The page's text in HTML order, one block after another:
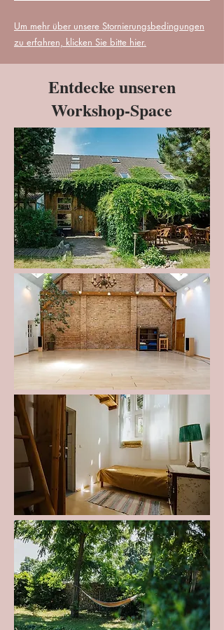
Um mehr über unsere Stornierungsbedingungen
zu erfahren, klicken Sie bitte hier.
Entdecke unseren
Workshop-Space